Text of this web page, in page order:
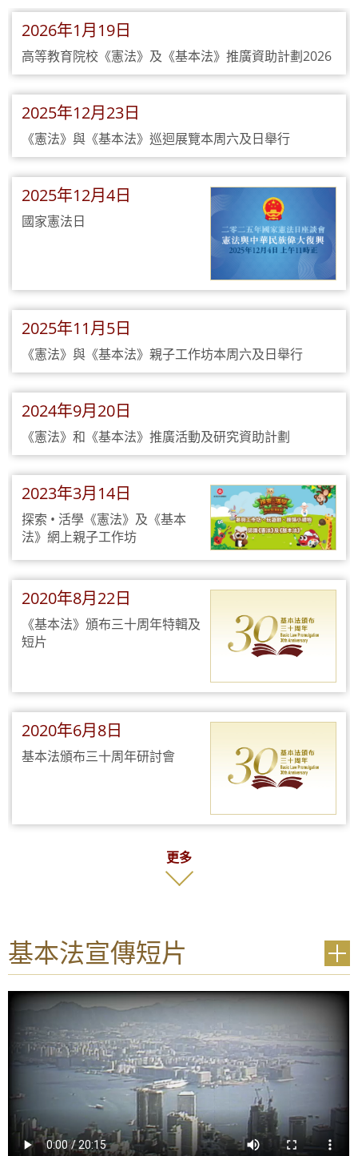
2026年1月19日
高等教育院校《憲法》及《基本法》推廣資助計劃2026
2025年12月23日
《憲法》與《基本法》巡迴展覽本周六及日舉行
2025年12月4日
國家憲法日
2025年11月5日
《憲法》與《基本法》親子工作坊本周六及日舉行
2024年9月20日
《憲法》和《基本法》推廣活動及研究資助計劃
2023年3月14日
探索 • 活學《憲法》及《基本
法》網上親子工作坊
2020年8月22日
《基本法》頒布三十周年特輯及
短片
2020年6月8日
基本法頒布三十周年研討會
更多
基本法宣傳短片